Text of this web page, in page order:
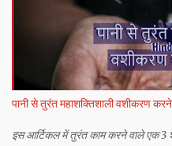
पानी से तुरंत महाशक्तिशाली वशीकरण
इस आर्टिकल में तुरंत काम करने वाले एक 3